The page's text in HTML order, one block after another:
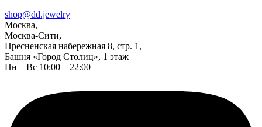
shop@dd.jewelry
Москва,
Москва-Сити,
Пресненская набережная 8, стр. 1,
Башня «Город Столиц», 1 этаж
Пн—Вс 10:00 – 22:00